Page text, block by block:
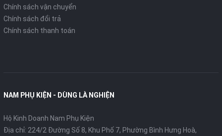
Bảo đảm an toàn
Chính sách vận chuyển
Chính sách đổi trả
Chính sách thanh toán
NAM PHỤ KIỆN - DÙNG LÀ NGHIỆN
Hộ Kinh Doanh Nam Phụ Kiện
Địa chỉ: 224/2 Đường Số 8, Khu Phố 7, Phường Bình Hưng Hoà,